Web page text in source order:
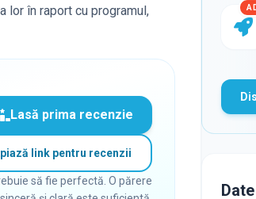
lor în raport cu programul,
Lasă prima recenzie
link pentru recenzii
să fie perfectă. O părere